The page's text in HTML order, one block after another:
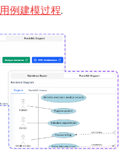
用例建模过程.